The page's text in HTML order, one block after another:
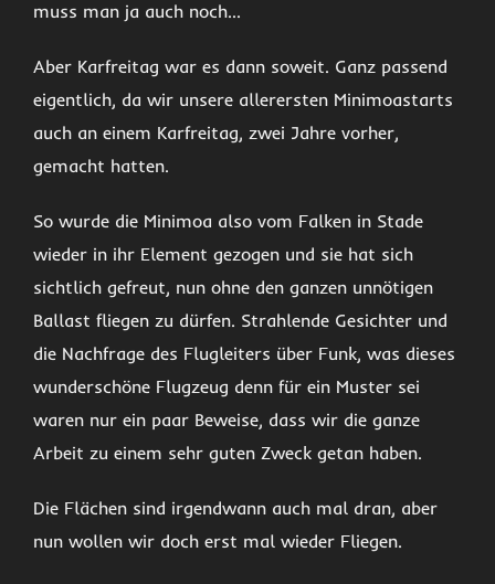
muss man ja auch noch…
Aber Karfreitag war es dann soweit. Ganz passend
eigentlich, da wir unsere allerersten Minimoastarts
auch an einem Karfreitag, zwei Jahre vorher,
gemacht hatten.
So wurde die Minimoa also vom Falken in Stade
wieder in ihr Element gezogen und sie hat sich
sichtlich gefreut, nun ohne den ganzen unnötigen
Ballast fliegen zu dürfen. Strahlende Gesichter und
die Nachfrage des Flugleiters über Funk, was dieses
wunderschöne Flugzeug denn für ein Muster sei
waren nur ein paar Beweise, dass wir die ganze
Arbeit zu einem sehr guten Zweck getan haben.
Die Flächen sind irgendwann auch mal dran, aber
nun wollen wir doch erst mal wieder Fliegen.